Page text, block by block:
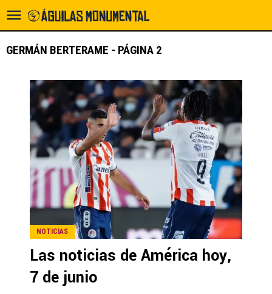
GERMÁN BERTERAME - PÁGINA 2
NOTICIAS
Las noticias de América hoy,
7 de junio